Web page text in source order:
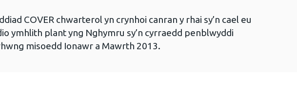
COVER chwarterol yn crynhoi canran y rhai sy’n cael eu
ymhlith plant yng Nghymru sy’n cyrraedd penblwyddi
misoedd Ionawr a Mawrth 2013.